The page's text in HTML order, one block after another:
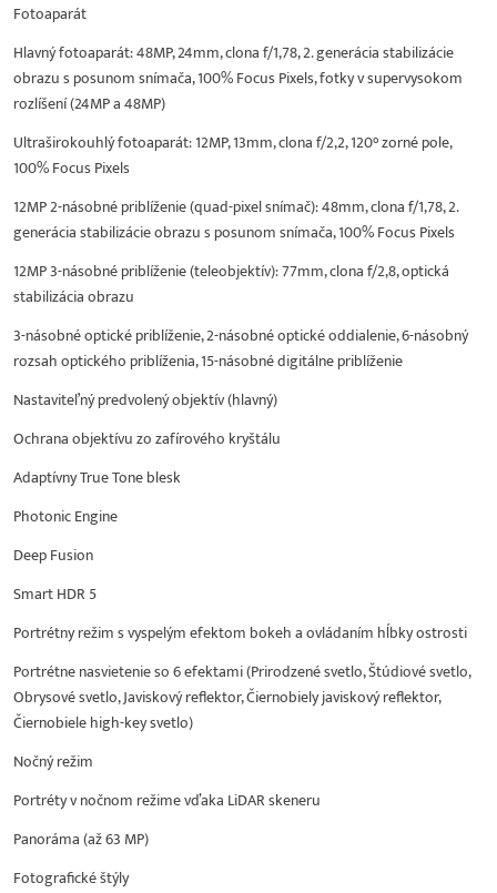
Fotoaparát
Hlavný fotoaparát: 48MP, 24mm, clona f/1,78, 2. generácia stabilizácie
obrazu s posunom snímača, 100% Focus Pixels, fotky v supervysokom
rozlíšení (24MP a 48MP)
Ultraširokouhlý fotoaparát: 12MP, 13mm, clona f/2,2, 120° zorné pole,
100% Focus Pixels
12MP 2-násobné priblíženie (quad-pixel snímač): 48mm, clona f/1,78, 2.
generácia stabilizácie obrazu s posunom snímača, 100% Focus Pixels
12MP 3-násobné priblíženie (teleobjektív): 77mm, clona f/2,8, optická
stabilizácia obrazu
3-násobné optické priblíženie, 2-násobné optické oddialenie, 6-násobný
rozsah optického priblíženia, 15-násobné digitálne priblíženie
Nastaviteľný predvolený objektív (hlavný)
Ochrana objektívu zo zafírového kryštálu
Adaptívny True Tone blesk
Photonic Engine
Deep Fusion
Smart HDR 5
Portrétny režim s vyspelým efektom bokeh a ovládaním hĺbky ostrosti
Portrétne nasvietenie so 6 efektami (Prirodzené svetlo, Štúdiové svetlo,
Obrysové svetlo, Javiskový reflektor, Čiernobiely javiskový reflektor,
Čiernobiele high-key svetlo)
Nočný režim
Portréty v nočnom režime vďaka LiDAR skeneru
Panoráma (až 63 MP)
Fotografické štýly